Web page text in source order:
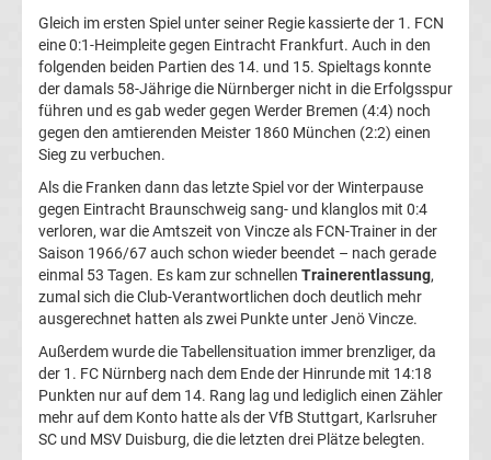
Süper
Lig
Internat.
Fußball
UEFA
Youth
League
Fußball
Gleich im ersten Spiel unter seiner Regie kassierte der 1. FCN
eine 0:1-Heimpleite gegen Eintracht Frankfurt. Auch in den
folgenden beiden Partien des 14. und 15. Spieltags konnte
der damals 58-Jährige die Nürnberger nicht in die Erfolgsspur
führen und es gab weder gegen Werder Bremen (4:4) noch
gegen den amtierenden Meister 1860 München (2:2) einen
Sieg zu verbuchen.
Als die Franken dann das letzte Spiel vor der Winterpause
gegen Eintracht Braunschweig sang- und klanglos mit 0:4
verloren, war die Amtszeit von Vincze als FCN-Trainer in der
Saison 1966/67 auch schon wieder beendet – nach gerade
einmal 53 Tagen. Es kam zur schnellen Trainerentlassung,
zumal sich die Club-Verantwortlichen doch deutlich mehr
ausgerechnet hatten als zwei Punkte unter Jenö Vincze.
Außerdem wurde die Tabellensituation immer brenzliger, da
der 1. FC Nürnberg nach dem Ende der Hinrunde mit 14:18
Punkten nur auf dem 14. Rang lag und lediglich einen Zähler
mehr auf dem Konto hatte als der VfB Stuttgart, Karlsruher
SC und MSV Duisburg, die die letzten drei Plätze belegten.